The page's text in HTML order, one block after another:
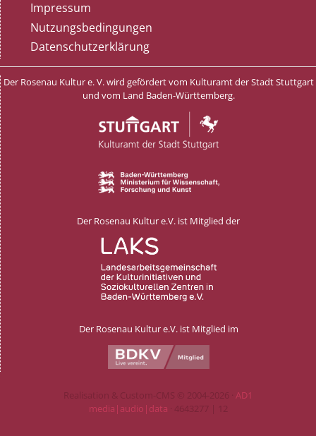
Impressum
Nutzungsbedingungen
Datenschutzerklärung
Der Rosenau Kultur e. V. wird gefördert vom Kulturamt der Stadt Stuttgart
und vom Land Baden-Württemberg.
Der Rosenau Kultur e.V. ist Mitglied der
Der Rosenau Kultur e.V. ist Mitglied im
Realisation & Custom-CMS © 2004-2026 · AD1
media|audio|data · 4643277 | 12